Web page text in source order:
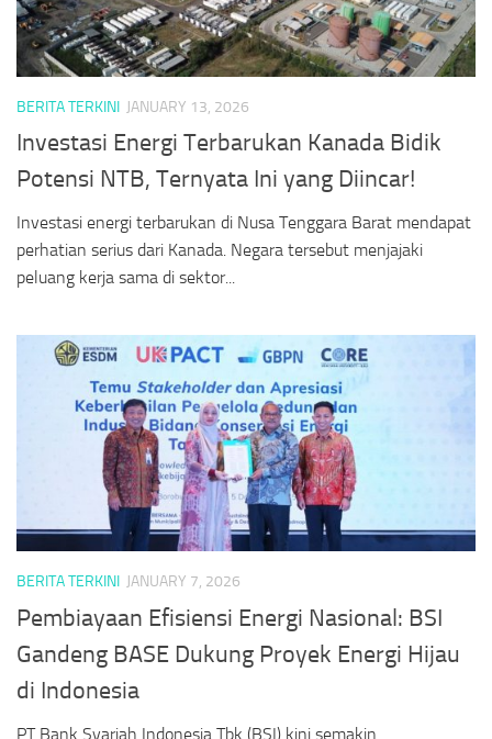
BERITA TERKINI JANUARY 13, 2026
Investasi Energi Terbarukan Kanada Bidik
Potensi NTB, Ternyata Ini yang Diincar!
Investasi energi terbarukan di Nusa Tenggara Barat mendapat
perhatian serius dari Kanada. Negara tersebut menjajaki
peluang kerja sama di sektor...
BERITA TERKINI JANUARY 7, 2026
Pembiayaan Efisiensi Energi Nasional: BSI
Gandeng BASE Dukung Proyek Energi Hijau
di Indonesia
PT Bank Syariah Indonesia Tbk (BSI) kini semakin